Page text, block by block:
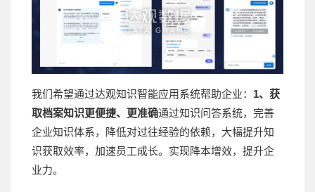
我们希望通过达观知识智能应用系统帮助企业： 1、获
取档案知识更便捷、更准确通过知识问答系统，完善
企业知识体系，降低对过往经验的依赖，大幅提升知
识获取效率，加速员工成长。实现降本增效，提升企
业力。